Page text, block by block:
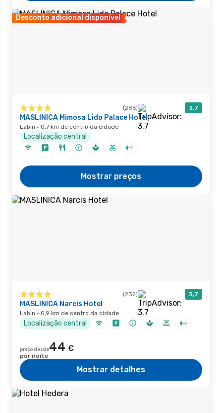
Desconto adicional disponível
(286) 3,7
MASLINICA Mimosa Lido Palace Hotel
Labin · 0,7 km de centro da cidade
Localização central
Mostrar preços
(232) 3,7
MASLINICA Narcis Hotel
Labin · 0,9 km de centro da cidade
Localização central
preço desde44 €
por noite
Mostrar detalhes